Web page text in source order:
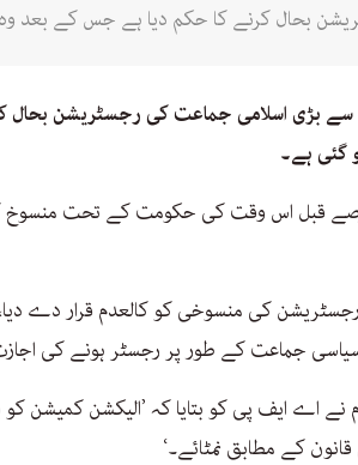
بحال کرنے کا حکم دیا ہے جس کے بعد
سے بڑی اسلامی جماعت کی رجسٹریشن
گئی ہے۔
قبل اس وقت کی حکومت کے تحت منسوخ
کی منسوخی کو کالعدم قرار دے
جماعت کے طور پر رجسٹر ہونے کی
نے اے ایف پی کو بتایا کہ ’الیکشن کمیشن
کے مطابق نمٹائے۔‘